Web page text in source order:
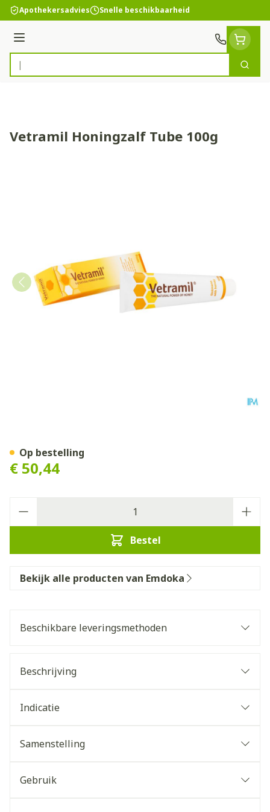
Ga naar de inhoud
Apothekersadvies Snelle beschikbaarheid
Menu
Product, merk, categorie...
Zoek
Vetramil Honingzalf Tube 100g
€ 50,44
Bestel
Op bestelling
Bekijk alle producten van Emdoka
Beschikbare leveringsmethoden
Beschrijving
Indicatie
Samenstelling
Gebruik